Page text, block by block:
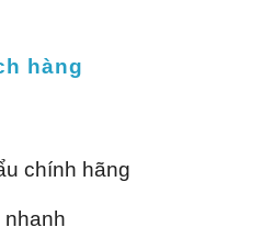
hàng
chính hãng
nhanh